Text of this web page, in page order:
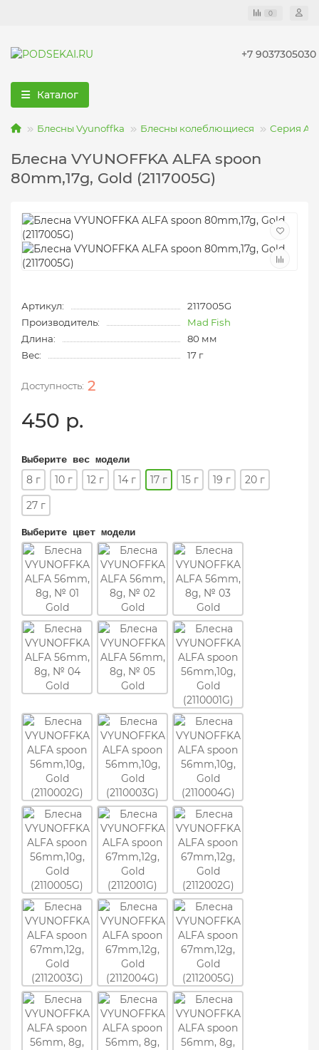
0
+7 9037305030
Каталог
Блесны Vyunoffka Блесны колеблющиеся Серия
Блесна VYUNOFFKA ALFA spoon
80mm,17g, Gold (2117005G)
Артикул:
2117005G
Производитель:
Mad Fish
Длина:
80 мм
Вес:
17 г
2
450 р.
Выберите вес модели
8 г 10 г 12 г 14 г 17 г 15 г 19 г
20 г
27 г
Выберите цвет модели